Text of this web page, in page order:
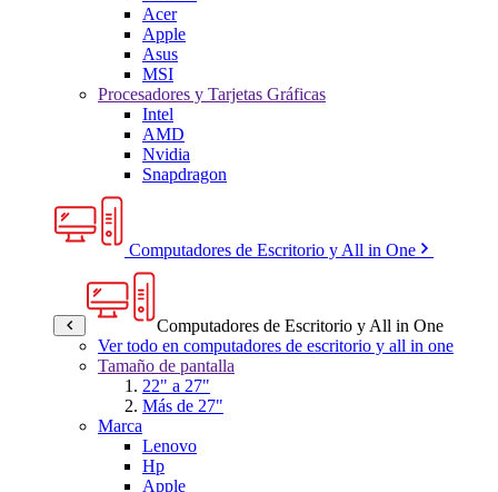
Acer
Apple
Asus
MSI
Procesadores y Tarjetas Gráficas
Intel
AMD
Nvidia
Snapdragon
Computadores de Escritorio y All in One
Computadores de Escritorio y All in One
Ver todo en computadores de escritorio y all in one
Tamaño de pantalla
22" a 27"
Más de 27"
Marca
Lenovo
Hp
Apple